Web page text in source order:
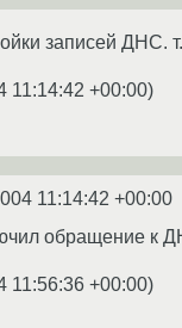
записей ДНС.
11:14:42 +00:00)
11:14:42 +00:00
обращение к
11:56:36 +00:00)